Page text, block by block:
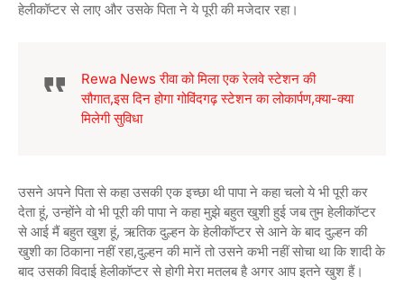
हेलीकॉप्टर से लाए और उसके पिता ने ये पूरी की मजेदार रहा।
Rewa News रीवा को मिला एक रेलवे स्टेशन की
सौगात,इस दिन होगा गोविंदगढ़ स्टेशन का लोकार्पण,क्या-क्या
मिलेगी सुविधा
उसने अपने पिता से कहा उसकी एक इच्छा थी पापा ने कहा चलो ये भी पूरी कर
देता हूं, उन्होंने वो भी पूरी की पापा ने कहा मुझे बहुत खुशी हुई जब तुम हेलीकॉप्टर
से आई मैं बहुत खुश हूं, ऋतिक दुल्हन के हेलीकॉप्टर से आने के बाद दुल्हन की
खुशी का ठिकाना नहीं रहा,दुल्हन की मानें तो उसने कभी नहीं सोचा था कि शादी के
बाद उसकी विदाई हेलीकॉप्टर से होगी मेरा मतलब है अगर आप इतने खुश हैं।